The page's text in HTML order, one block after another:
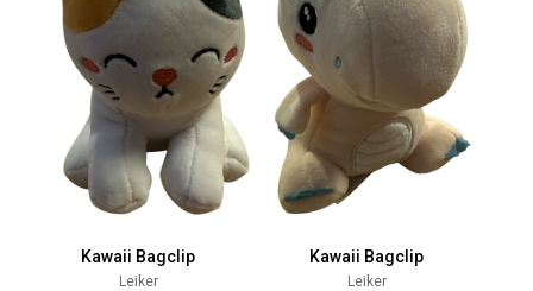
Kawaii Bagclip
Leiker
Kawaii Bagclip
Leiker